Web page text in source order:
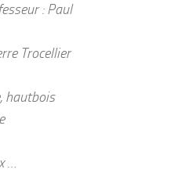
: Paul
Trocellier
hautbois
…